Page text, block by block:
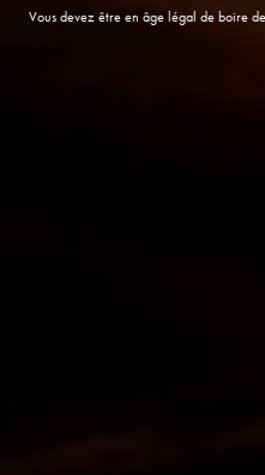
Vous devez être en âge légal de boire